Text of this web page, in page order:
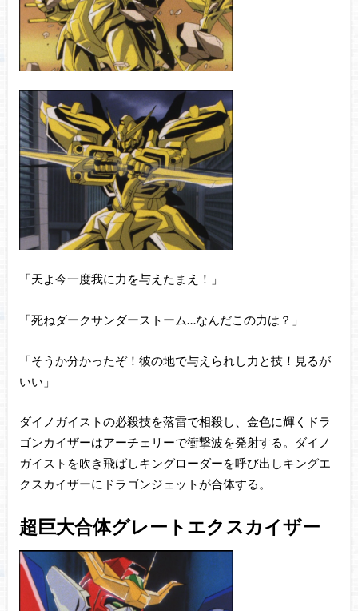
「天よ今一度我に力を与えたまえ！」
「死ねダークサンダーストーム…なんだこの力は？」
「そうか分かったぞ！彼の地で与えられし力と技！見るが
いい」
ダイノガイストの必殺技を落雷で相殺し、金色に輝くドラ
ゴンカイザーはアーチェリーで衝撃波を発射する。ダイノ
ガイストを吹き飛ばしキングローダーを呼び出しキングエ
クスカイザーにドラゴンジェットが合体する。
超巨大合体グレートエクスカイザー